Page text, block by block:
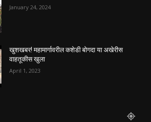
January 24, 2024
खुशखबर! महामार्गावरील कशेडी बोगदा या अखेरीस
वाहतूकीस खुला
April 1, 2023